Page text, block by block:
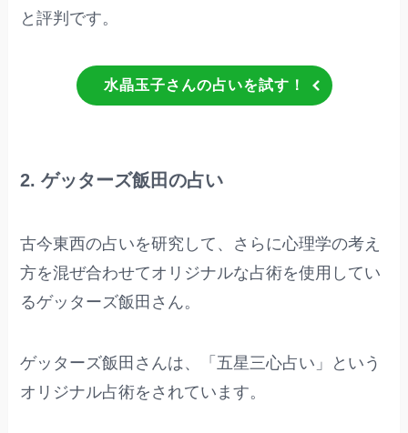
と評判です。
水晶玉子さんの占いを試す！
2. ゲッターズ飯田の占い
古今東西の占いを研究して、さらに心理学の考え
方を混ぜ合わせてオリジナルな占術を使用してい
るゲッターズ飯田さん。
ゲッターズ飯田さんは、「五星三心占い」という
オリジナル占術をされています。